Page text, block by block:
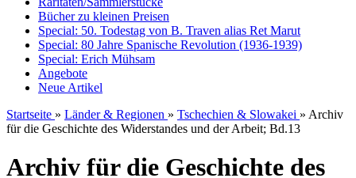
Bücher zu kleinen Preisen
Special: 50. Todestag von B. Traven alias Ret Marut
Special: 80 Jahre Spanische Revolution (1936-1939)
Special: Erich Mühsam
Angebote
Neue Artikel
Startseite » Länder & Regionen » Tschechien & Slowakei » Archiv
für die Geschichte des Widerstandes und der Arbeit; Bd.13
Archiv für die Geschichte des